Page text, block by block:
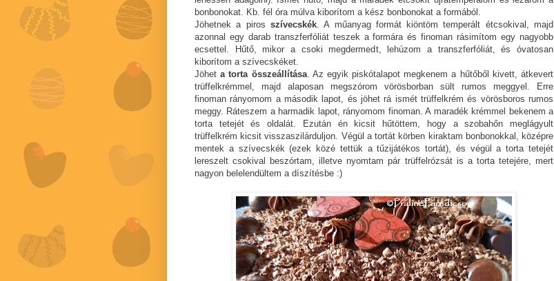
bonbonokat. Kb. fél óra múlva kiborítom a kész bonbonokat a formából.
Jöhetnek a piros szívecskék. A műanyag formát kiöntömtemperált étcsokival, majd
azonnal egy darab transzferfóliát teszek a formára és finoman rásimítom egy nagyobb
ecsettel. Hűtő, mikor a csoki megdermedt, lehúzom a transzferfóliát, és óvatosan
kiborítom a szívecskéket.
Jöheta torta összeállítása. Az egyik piskótalapot megkenem a hűtőből kivett, átkevert
trüffelkrémmel, majd alaposan megszórom vörösborban sült rumos meggyel. Erre
finoman rányomom a második lapot, és jöhet rá ismét trüffelkrém és vörösboros rumos
meggy. Ráteszem a harmadik lapot, rányomom finoman. A maradék krémmel bekenem a
torta tetejét és oldalát. Ezután én kicsit hűtöttem, hogy a szobahőn meglágyult
trüffelkrém kicsit visszaszilárduljon. Végül a tortát körben kiraktam bonbonokkal, középre
mentek a szívecskék (ezek közé tettük a tűzijátékos tortát), és végül a torta tetejét
lereszelt csokival beszórtam, illetve nyomtam pár trüffelrózsát is a torta tetejére, mert
nagyon belelendültem a díszítésbe :)